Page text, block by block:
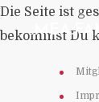
Die Seite ist
bekommst Du